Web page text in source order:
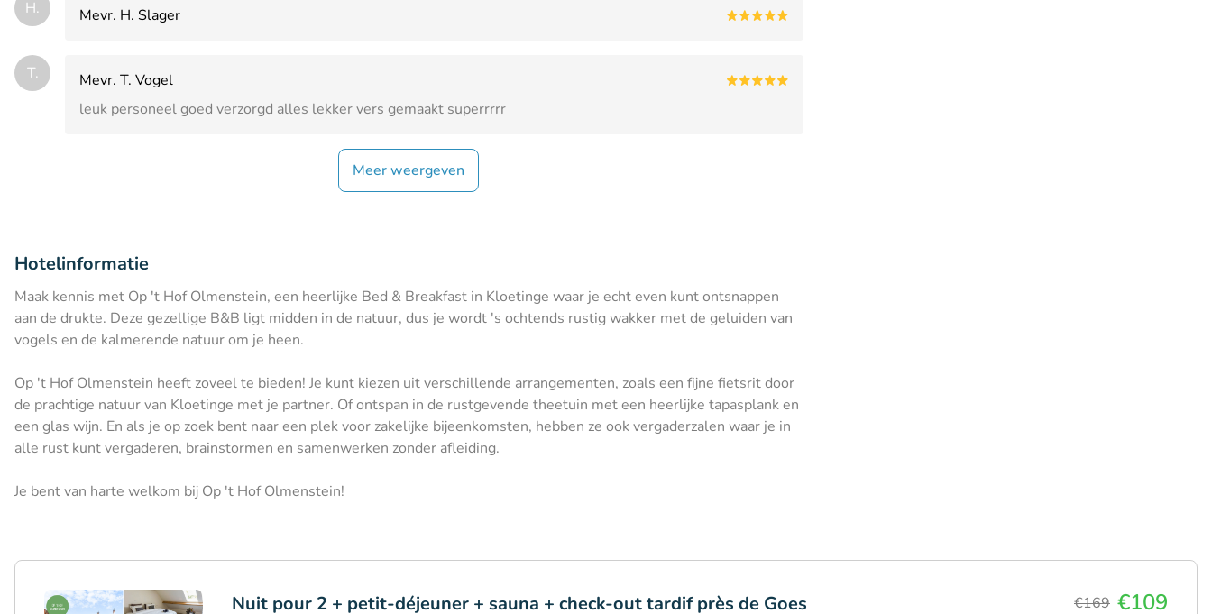
H. Mevr. H. Slager
T.
Mevr. T. Vogel
leuk personeel goed verzorgd alles lekker vers gemaakt superrrrr
Meer weergeven
Hotelinformatie
Maak kennis met Op 't Hof Olmenstein, een heerlijke Bed & Breakfast in Kloetinge waar je echt even kunt ontsnappen
aan de drukte. Deze gezellige B&B ligt midden in de natuur, dus je wordt 's ochtends rustig wakker met de geluiden van
vogels en de kalmerende natuur om je heen.
Op 't Hof Olmenstein heeft zoveel te bieden! Je kunt kiezen uit verschillende arrangementen, zoals een fijne fietsrit door
de prachtige natuur van Kloetinge met je partner. Of ontspan in de rustgevende theetuin met een heerlijke tapasplank en
een glas wijn. En als je op zoek bent naar een plek voor zakelijke bijeenkomsten, hebben ze ook vergaderzalen waar je in
alle rust kunt vergaderen, brainstormen en samenwerken zonder afleiding.
Je bent van harte welkom bij Op 't Hof Olmenstein!
Nuit pour 2 + petit-déjeuner + sauna + check-out tardif près de Goes €169 €109